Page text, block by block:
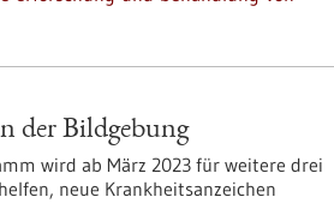
der Bildgebung
wird ab März 2023 für weitere drei
neue Krankheitsanzeichen